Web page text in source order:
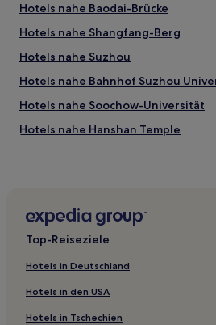
Hotels nahe Baodai-Brücke
Hotels nahe Shangfang-Berg
Hotels nahe Suzhou
Hotels nahe Bahnhof Suzhou
Hotels nahe Soochow-Universität
Hotels nahe Hanshan Temple
Zhenxia Hotels
Huanglucun Hotels
Hotels nahe Ausstellungshalle des
Wuxi
Altstadt Suzhou: Hotels
Top-Reiseziele
Hotels in Deutschland
Hotels in den USA
Hotels in Tschechien